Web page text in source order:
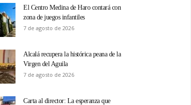
El Centro Medina de Haro contará con
zona de juegos infantiles
7 de agosto de 2026
Alcalá recupera la histórica peana de la
Virgen del Aguila
7 de agosto de 2026
Carta al director: La esperanza que